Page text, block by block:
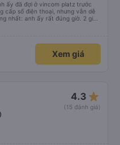
ấy đã đợi ở vincom platz trước
cấp số điện thoại, nhưng vẫn dễ
nhất: anh ấy rất đúng giờ. 2 giờ
tôi muốn boa tiền cho anh
Xem giá
4.3 star_rate
(15 đánh giá)